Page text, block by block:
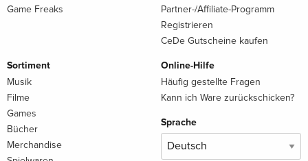
Game Freaks
Partner-/Affiliate-Programm
Registrieren
CeDe Gutscheine kaufen
Sortiment
Musik
Filme
Games
Bücher
Merchandise
Online-Hilfe
Häufig gestellte Fragen
Kann ich Ware zurückschicken?
Sprache